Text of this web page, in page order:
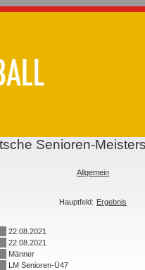
Senioren-
Allgemein
Hauptfeld: Ergebnis
22.08.2021
22.08.2021
Männer
LM Senioren-Ü47